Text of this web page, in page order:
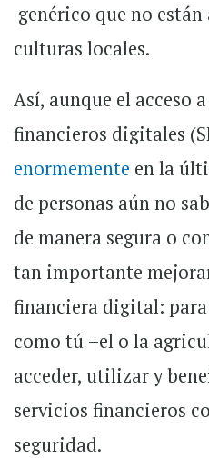
genérico que no
culturas locales.
Así, aunque el acceso
financieros digitales
enormemente en la
de personas aún no
de manera segura o
tan importante
financiera digital: para
como tú –el o la
acceder, utilizar y
servicios financieros
seguridad.